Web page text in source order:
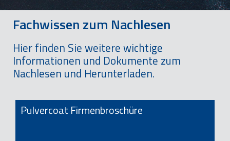
Fachwissen zum Nachlesen
Hier finden Sie weitere wichtige
Informationen und Dokumente zum
Nachlesen und Herunterladen.
Pulvercoat Firmenbroschüre